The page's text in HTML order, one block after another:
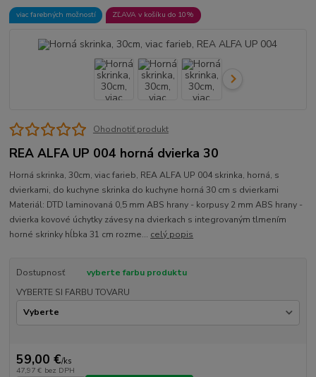
viac farebných možností ZĽAVA v košíku do 10%
Ohodnotiť produkt
REA ALFA UP 004 horná dvierka 30
Horná skrinka, 30cm, viac farieb, REA ALFA UP 004 skrinka, horná, s
dvierkami, do kuchyne skrinka do kuchyne horná 30 cm s dvierkami
Materiál: DTD laminovaná 0,5 mm ABS hrany - korpusy 2 mm ABS hrany -
dvierka kovové úchytky závesy na dvierkach s integrovaným tlmením
horné skrinky hĺbka 31 cm rozme... celý popis
Dostupnosť
vyberte farbu produktu
VYBERTE SI FARBU TOVARU
59,00 €/ks
47,97 € bez DPH